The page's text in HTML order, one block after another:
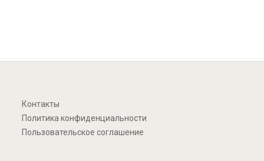
Контакты
Политика конфиденциальности
Пользовательское соглашение